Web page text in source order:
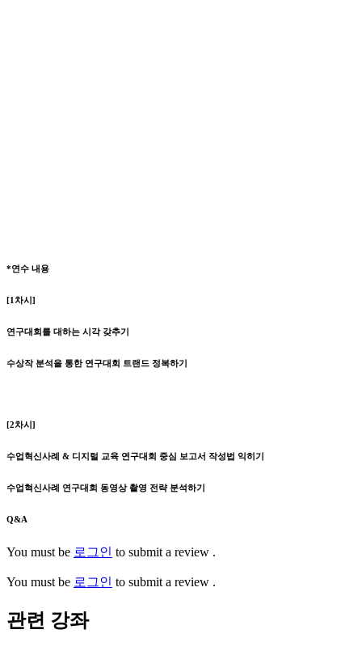
*연수 내용
[1차시]
연구대회를 대하는 시각 갖추기
수상작 분석을 통한 연구대회 트랜드 정복하기
[2차시]
수업혁신사례 & 디지털 교육 연구대회 중심 보고서 작성법 익히기
수업혁신사례 연구대회 동영상 촬영 전략 분석하기
Q&A
You must be 로그인 to submit a review .
You must be 로그인 to submit a review .
관련 강좌